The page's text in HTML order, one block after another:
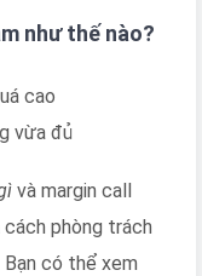
như thế nào?
cao
vừa đủ
và margin call
phòng trách
Bạn có thể xem